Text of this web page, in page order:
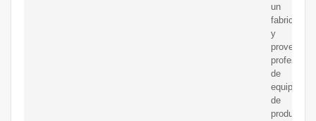
un
fabricante
y
proveedor
profesional
de
equipos
de
producción